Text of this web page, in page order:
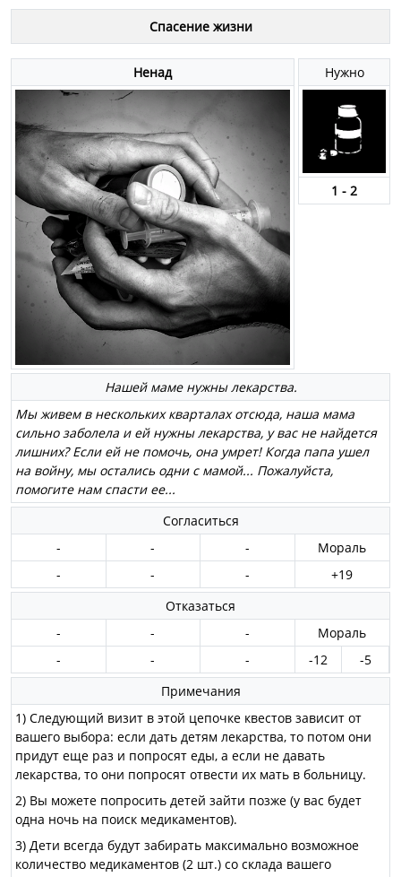
Спасение жизни
Ненад
Нашей маме нужны лекарства.
Мы живем в нескольких кварталах отсюда, наша мама
сильно заболела и ей нужны лекарства, у вас не найдется
лишних? Если ей не помочь, она умрет! Когда папа ушел
на войну, мы остались одни с мамой... Пожалуйста,
помогите нам спасти ее...
Нужно
1 - 2
Согласиться
-
- -
Мораль
-
- -
+19
Отказаться
-
- -
Мораль
-
- - -12
-5
Примечания
1) Следующий визит в этой цепочке квестов зависит от
вашего выбора: если дать детям лекарства, то потом они
придут еще раз и попросят еды, а если не давать
лекарства, то они попросят отвести их мать в больницу.
2) Вы можете попросить детей зайти позже (у вас будет
одна ночь на поиск медикаментов).
3) Дети всегда будут забирать максимально возможное
количество медикаментов (2 шт.) со склада вашего